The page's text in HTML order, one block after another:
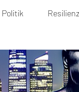
Politik Resilienz